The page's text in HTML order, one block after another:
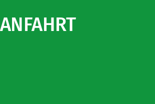
ANFAHRT